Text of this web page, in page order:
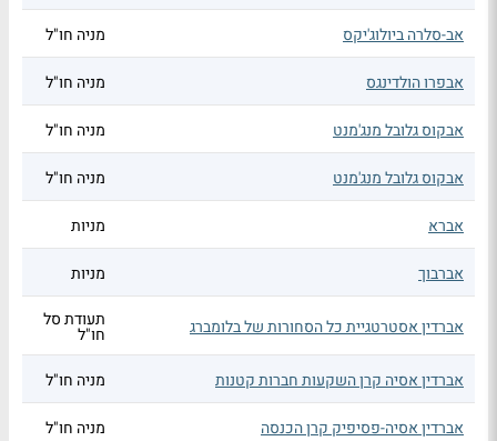
אב-סלרה ביולוג'יקס מניה חו"ל
אבפרו הולדינגס מניה חו"ל
אבקוס גלובל מנג'מנט מניה חו"ל
אבקוס גלובל מנג'מנט מניה חו"ל
אברא מניות
אברבוך מניות
אברדין אסטרטגיית כל הסחורות של בלומברג תעודת סל
חו"ל
אברדין אסיה קרן השקעות חברות קטנות
מניה חו"ל
אברדין אסיה-פסיפיק קרן הכנסה מניה חו"ל